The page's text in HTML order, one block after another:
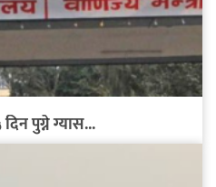
पुग्ने ग्यास...